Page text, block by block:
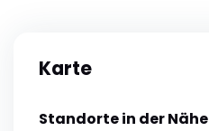
Karte
Standorte in der Nähe